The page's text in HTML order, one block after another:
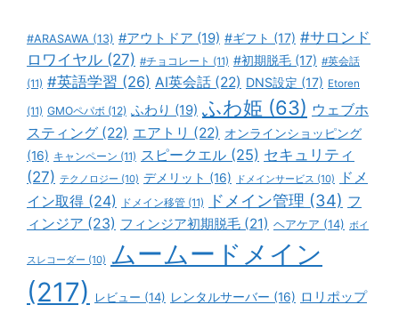
#ARASAWA (13) #アウトドア (19) #ギフト (17) #サロンド
ロワイヤル (27) #チョコレート (11) #初期脱毛 (17) #英会話
(11) #英語学習 (26) AI英会話 (22) DNS設定 (17) Etoren
(11) GMOペパボ (12) ふわり (19) ふわ姫 (63) ウェブホ
スティング (22) エアトリ (22) オンラインショッピング
(16) キャンペーン (11) スピークエル (25) セキュリティ
(27) テクノロジー (10) デメリット (16) ドメインサービス (10)
ドメ
イン取得 (24) ドメイン移管 (11) ドメイン管理 (34) フ
ィンジア (23) フィンジア初期脱毛 (21) ヘアケア (14) ボイ
スレコーダー (10) ムームードメイン
(217)
レビュー (14) レンタルサーバー (16) ロリポップ